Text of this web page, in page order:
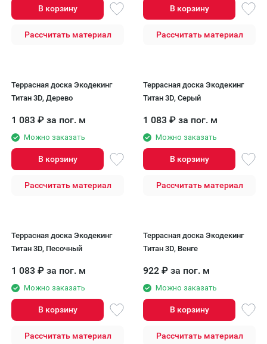
В корзину
Рассчитать материал
В корзину
Рассчитать материал
Террасная доска Экодекинг
Титан 3D, Дерево
1 083 ₽ за пог. м
Можно заказать
В корзину
Рассчитать материал
Террасная доска Экодекинг
Титан 3D, Серый
1 083 ₽ за пог. м
Можно заказать
В корзину
Рассчитать материал
Террасная доска Экодекинг
Титан 3D, Песочный
1 083 ₽ за пог. м
Можно заказать
В корзину
Рассчитать материал
Террасная доска Экодекинг
Титан 3D, Венге
922 ₽ за пог. м
Можно заказать
В корзину
Рассчитать материал